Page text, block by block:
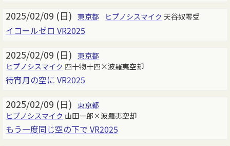
2025/02/09 (日) 東京都 ヒプノシスマイク 天谷奴零受
イコールゼロ VR2025
2025/02/09 (日) 東京都
ヒプノシスマイク 四十物十四×波羅夷空却
待宵月の空に VR2025
2025/02/09 (日) 東京都
ヒプノシスマイク 山田一郎×波羅夷空却
もう一度同じ空の下で VR2025